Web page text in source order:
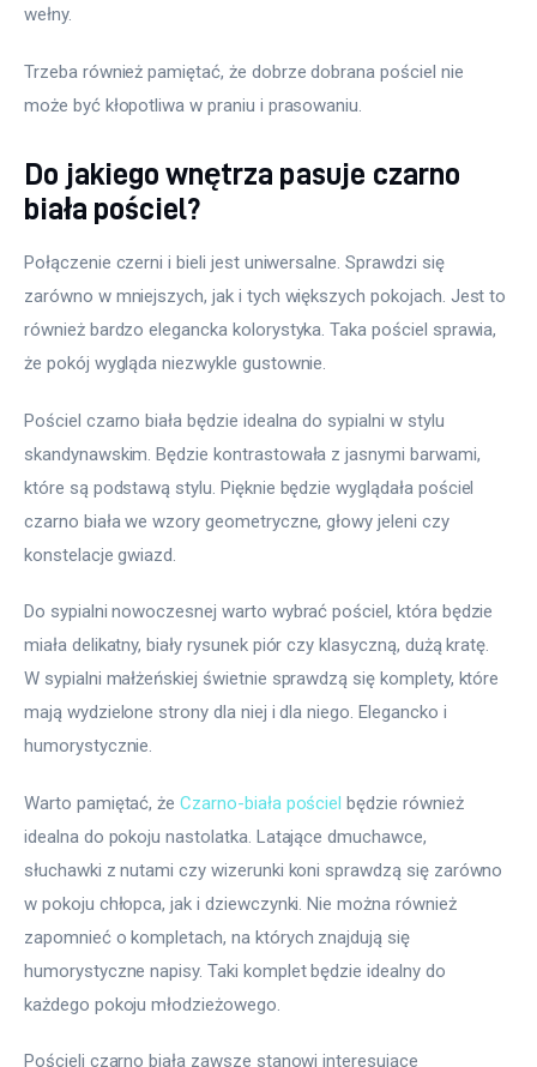
wełny.
Trzeba również pamiętać, że dobrze dobrana pościel nie
może być kłopotliwa w praniu i prasowaniu.
Do jakiego wnętrza pasuje czarno
biała pościel?
Połączenie czerni i bieli jest uniwersalne. Sprawdzi się
zarówno w mniejszych, jak i tych większych pokojach. Jest to
również bardzo elegancka kolorystyka. Taka pościel sprawia,
że pokój wygląda niezwykle gustownie.
Pościel czarno biała będzie idealna do sypialni w stylu
skandynawskim. Będzie kontrastowała z jasnymi barwami,
które są podstawą stylu. Pięknie będzie wyglądała pościel
czarno biała we wzory geometryczne, głowy jeleni czy
konstelacje gwiazd.
Do sypialni nowoczesnej warto wybrać pościel, która będzie
miała delikatny, biały rysunek piór czy klasyczną, dużą kratę.
W sypialni małżeńskiej świetnie sprawdzą się komplety, które
mają wydzielone strony dla niej i dla niego. Elegancko i
humorystycznie.
Warto pamiętać, że Czarno-biała pościel będzie również
idealna do pokoju nastolatka. Latające dmuchawce,
słuchawki z nutami czy wizerunki koni sprawdzą się zarówno
w pokoju chłopca, jak i dziewczynki. Nie można również
zapomnieć o kompletach, na których znajdują się
humorystyczne napisy. Taki komplet będzie idealny do
każdego pokoju młodzieżowego.
Pościeli czarno biała zawsze stanowi interesujące